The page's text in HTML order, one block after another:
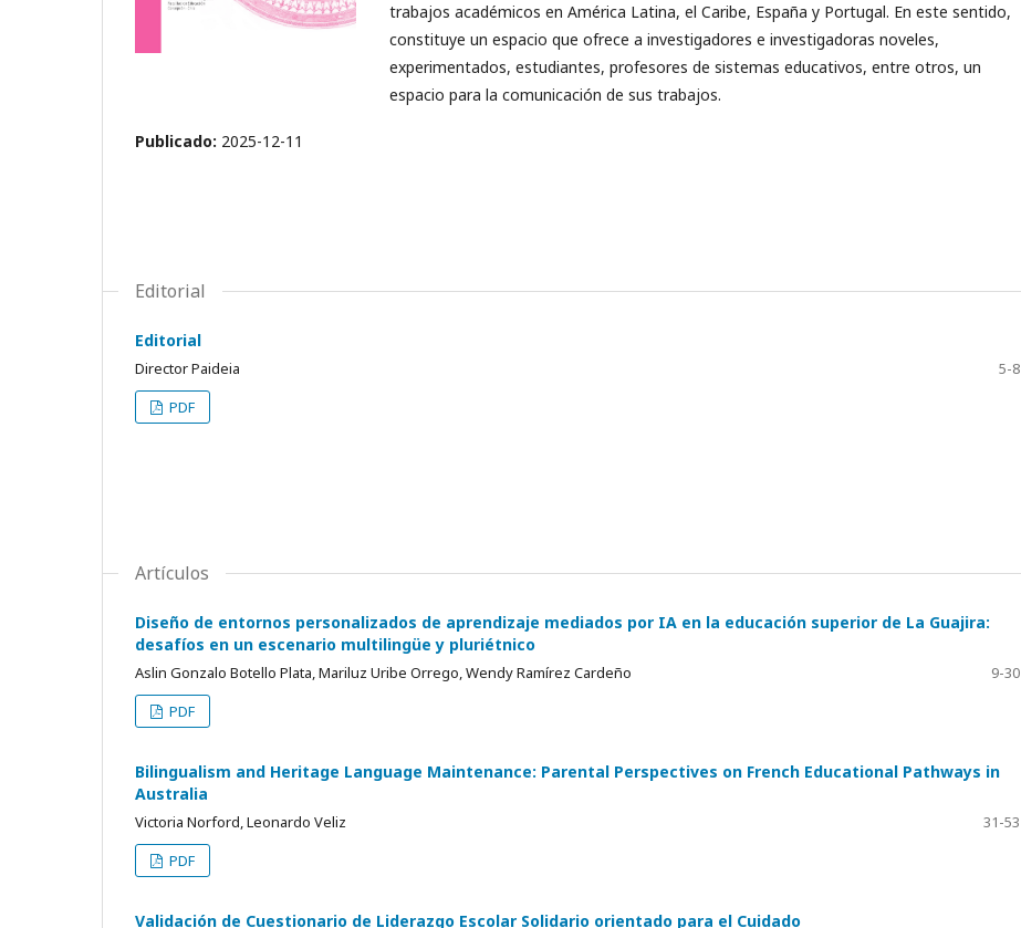
trabajos académicos en América Latina, el Caribe, España y Portugal. En este sentido,
constituye un espacio que ofrece a investigadores e investigadoras noveles,
experimentados, estudiantes, profesores de sistemas educativos, entre otros, un
espacio para la comunicación de sus trabajos.
Publicado: 2025-12-11
Editorial
Editorial
Director Paideia
5-8
PDF
Artículos
Diseño de entornos personalizados de aprendizaje mediados por IA en la educación superior de La Guajira:
desafíos en un escenario multilingüe y pluriétnico
Aslin Gonzalo Botello Plata, Mariluz Uribe Orrego, Wendy Ramírez Cardeño
9-30
PDF
Bilingualism and Heritage Language Maintenance: Parental Perspectives on French Educational Pathways in
Australia
Victoria Norford, Leonardo Veliz
31-53
PDF
Validación de Cuestionario de Liderazgo Escolar Solidario orientado para el Cuidado